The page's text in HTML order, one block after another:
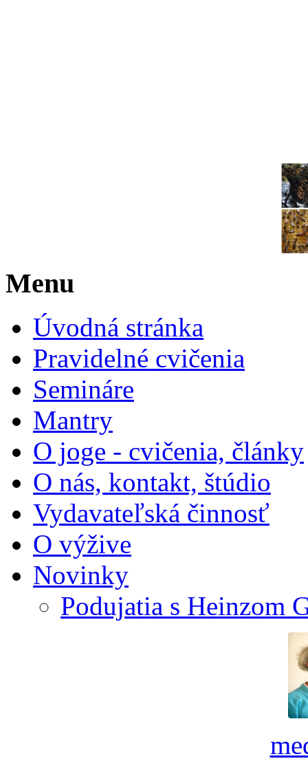
Menu
Úvodná stránka
Pravidelné cvičenia
Semináre
Mantry
O joge - cvičenia, články
O nás, kontakt, štúdio
Vydavateľská činnosť
O výžive
Novinky
Podujatia s Heinzom